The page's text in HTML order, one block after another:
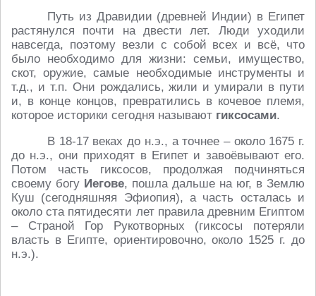
Путь из Дравидии (древней Индии) в Египет
растянулся почти на двести лет. Люди уходили
навсегда, поэтому везли с собой всех и всё, что
было необходимо для жизни: семьи, имущество,
скот, оружие, самые необходимые инструменты и
т.д., и т.п. Они рождались, жили и умирали в пути
и, в конце концов, превратились в кочевое племя,
которое историки сегодня называют гиксосами.
В 18-17 веках до н.э., а точнее – около 1675 г.
до н.э., они приходят в Египет и завоёвывают его.
Потом часть гиксосов, продолжая подчиняться
своему богу Иегове, пошла дальше на юг, в Землю
Куш (сегодняшняя Эфиопия), а часть осталась и
около ста пятидесяти лет правила древним Египтом
– Страной Гор Рукотворных (гиксосы потеряли
власть в Египте, ориентировочно, около 1525 г. до
н.э.).